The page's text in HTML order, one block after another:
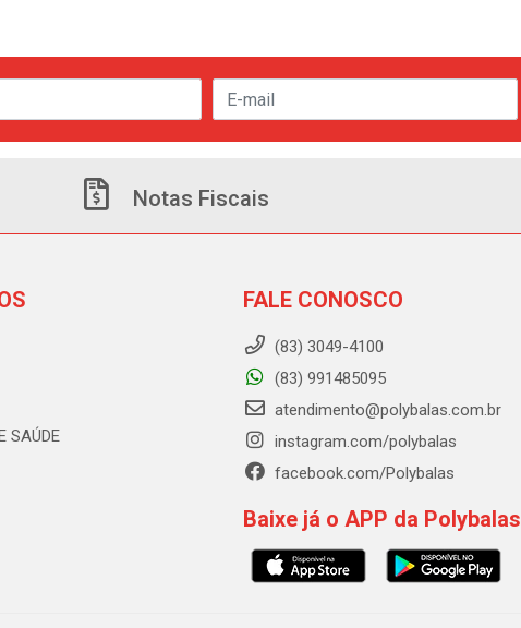
Notas Fiscais
SAÚDE
FALE CONOSCO
(83) 3049-4100
(83) 991485095
atendimento@polybalas.com.br
instagram.com/polybalas
facebook.com/Polybalas
Baixe já o APP da Polybalas